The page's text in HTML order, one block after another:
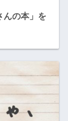
んの本」を